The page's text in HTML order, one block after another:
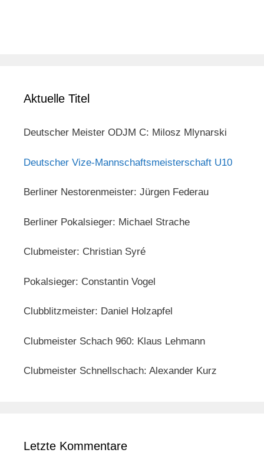
Aktuelle Titel
Deutscher Meister ODJM C: Milosz Mlynarski
Deutscher Vize-Mannschaftsmeisterschaft U10
Berliner Nestorenmeister: Jürgen Federau
Berliner Pokalsieger: Michael Strache
Clubmeister: Christian Syré
Pokalsieger: Constantin Vogel
Clubblitzmeister: Daniel Holzapfel
Clubmeister Schach 960: Klaus Lehmann
Clubmeister Schnellschach: Alexander Kurz
Letzte Kommentare